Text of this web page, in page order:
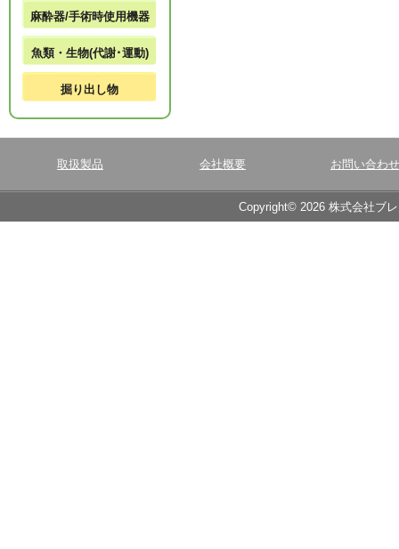
麻酔器/手術時使用機器
魚類・生物(代謝･運動)
掘り出し物
取扱製品 会社概要 お問い合わせ
Copyright© 2026 株式会社ブ